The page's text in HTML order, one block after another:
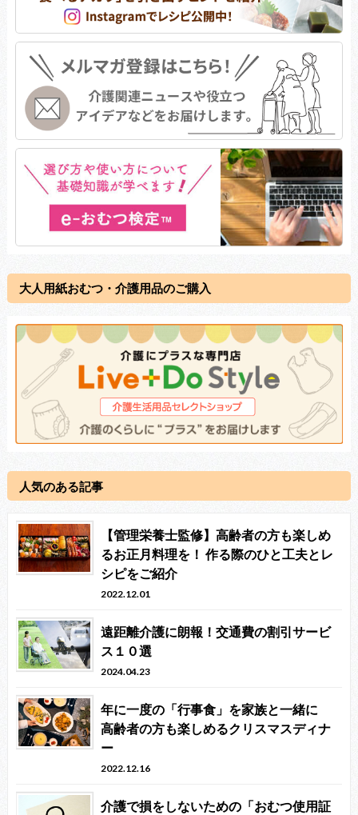
大人用紙おむつ・介護用品のご購入
人気のある記事
【管理栄養士監修】高齢者の方も楽しめ
るお正月料理を！ 作る際のひと工夫とレ
シピをご紹介
2022.12.01
遠距離介護に朗報！交通費の割引サービ
ス１０選
2024.04.23
年に一度の「行事食」を家族と一緒に
高齢者の方も楽しめるクリスマスディナ
ー
2022.12.16
介護で損をしないための「おむつ使用証